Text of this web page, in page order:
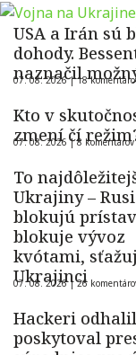
USA a Irán sú
dohody.
naznačil
07. 08. 2026 |18
Kto v
zmení čí
07. 08. 2026 |8 komentárov
To
Ukrajiny – Rusi
blokujú
blokuje vývoz
kvótami,
Ukrajinci
07. 08. 2026 |26
Hackeri
poskytoval